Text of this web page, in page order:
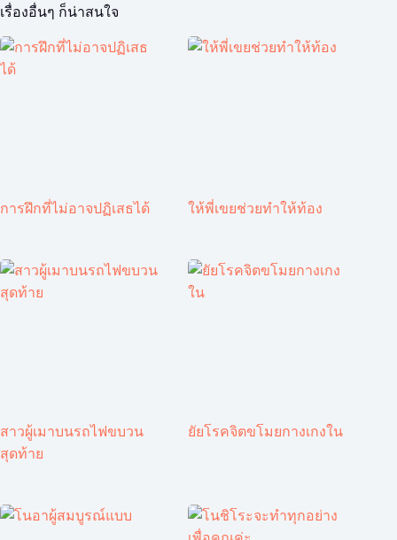
เรื่องอื่นๆ ก็น่าสนใจ
การฝึกที่ไม่อาจปฏิเสธได้ ให้พี่เขยช่วยทำให้ท้อง
สาวผู้เมาบนรถไฟขบวน
สุดท้าย
ยัยโรคจิตขโมยกางเกงใน